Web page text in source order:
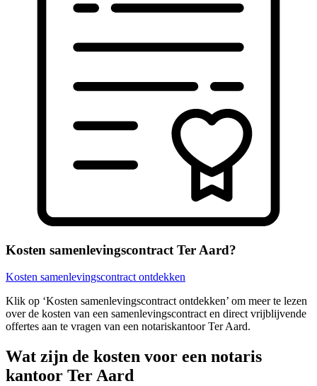
Kosten samenlevingscontract Ter Aard?
Kosten samenlevingscontract ontdekken
Klik op ‘Kosten samenlevingscontract ontdekken’ om meer te lezen
over de kosten van een samenlevingscontract en direct vrijblijvende
offertes aan te vragen van een notariskantoor Ter Aard.
Wat zijn de kosten voor een notaris
kantoor Ter Aard